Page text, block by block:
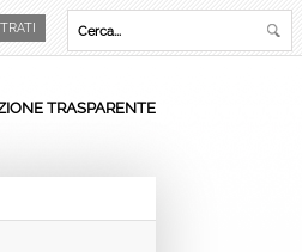
TRASPARENTE